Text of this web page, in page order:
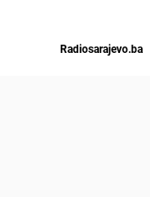
Radiosarajevo.ba